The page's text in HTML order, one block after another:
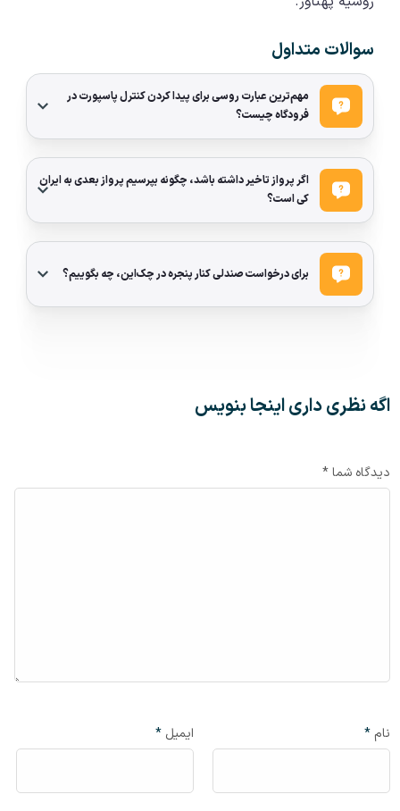
سوالات متداول
مهم‌ترین عبارت روسی برای پیدا کردن کنترل پاسپورت در
فرودگاه چیست؟
اگر پرواز تاخیر داشته باشد، چگونه بپرسیم پرواز بعدی به ایران
کی است؟
برای درخواست صندلی کنار پنجره در چک‌این، چه بگوییم؟
اگه نظری داری اینجا بنویس
دیدگاه شما *
نام* ایمیل*